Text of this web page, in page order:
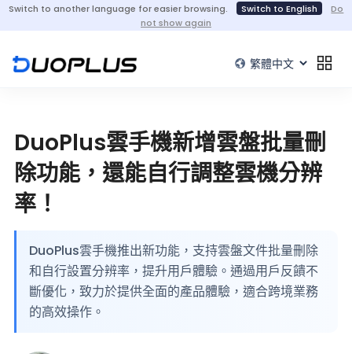
Switch to another language for easier browsing. Switch to English
Do
not show again
DuoPlus雲手機新增雲盤批量刪
除功能，還能自行調整雲機分辨
率！
DuoPlus雲手機推出新功能，支持雲盤文件批量刪除
和自行設置分辨率，提升用戶體驗。通過用戶反饋不
斷優化，致力於提供全面的產品體驗，適合跨境業務
的高效操作。